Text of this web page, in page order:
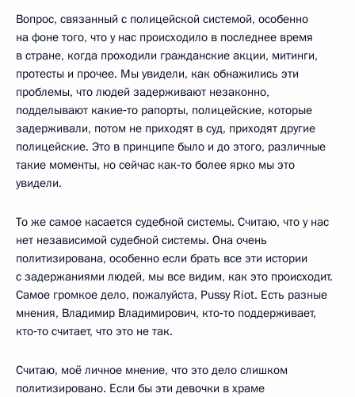
Вопрос, связанный с полицейской системой, особенно
на фоне того, что у нас происходило в последнее время
в стране, когда проходили гражданские акции, митинги,
протесты и прочее. Мы увидели, как обнажились эти
проблемы, что людей задерживают незаконно,
подделывают какие‑то рапорты, полицейские, которые
задерживали, потом не приходят в суд, приходят другие
полицейские. Это в принципе было и до этого, различные
такие моменты, но сейчас как‑то более ярко мы это
увидели.
То же самое касается судебной системы. Считаю, что у нас
нет независимой судебной системы. Она очень
политизирована, особенно если брать все эти истории
с задержаниями людей, мы все видим, как это происходит.
Самое громкое дело, пожалуйста, Pussy Riot. Есть разные
мнения, Владимир Владимирович, кто‑то поддерживает,
кто‑то считает, что это не так.
Считаю, моё личное мнение, что это дело слишком
политизировано. Если бы эти девочки в храме